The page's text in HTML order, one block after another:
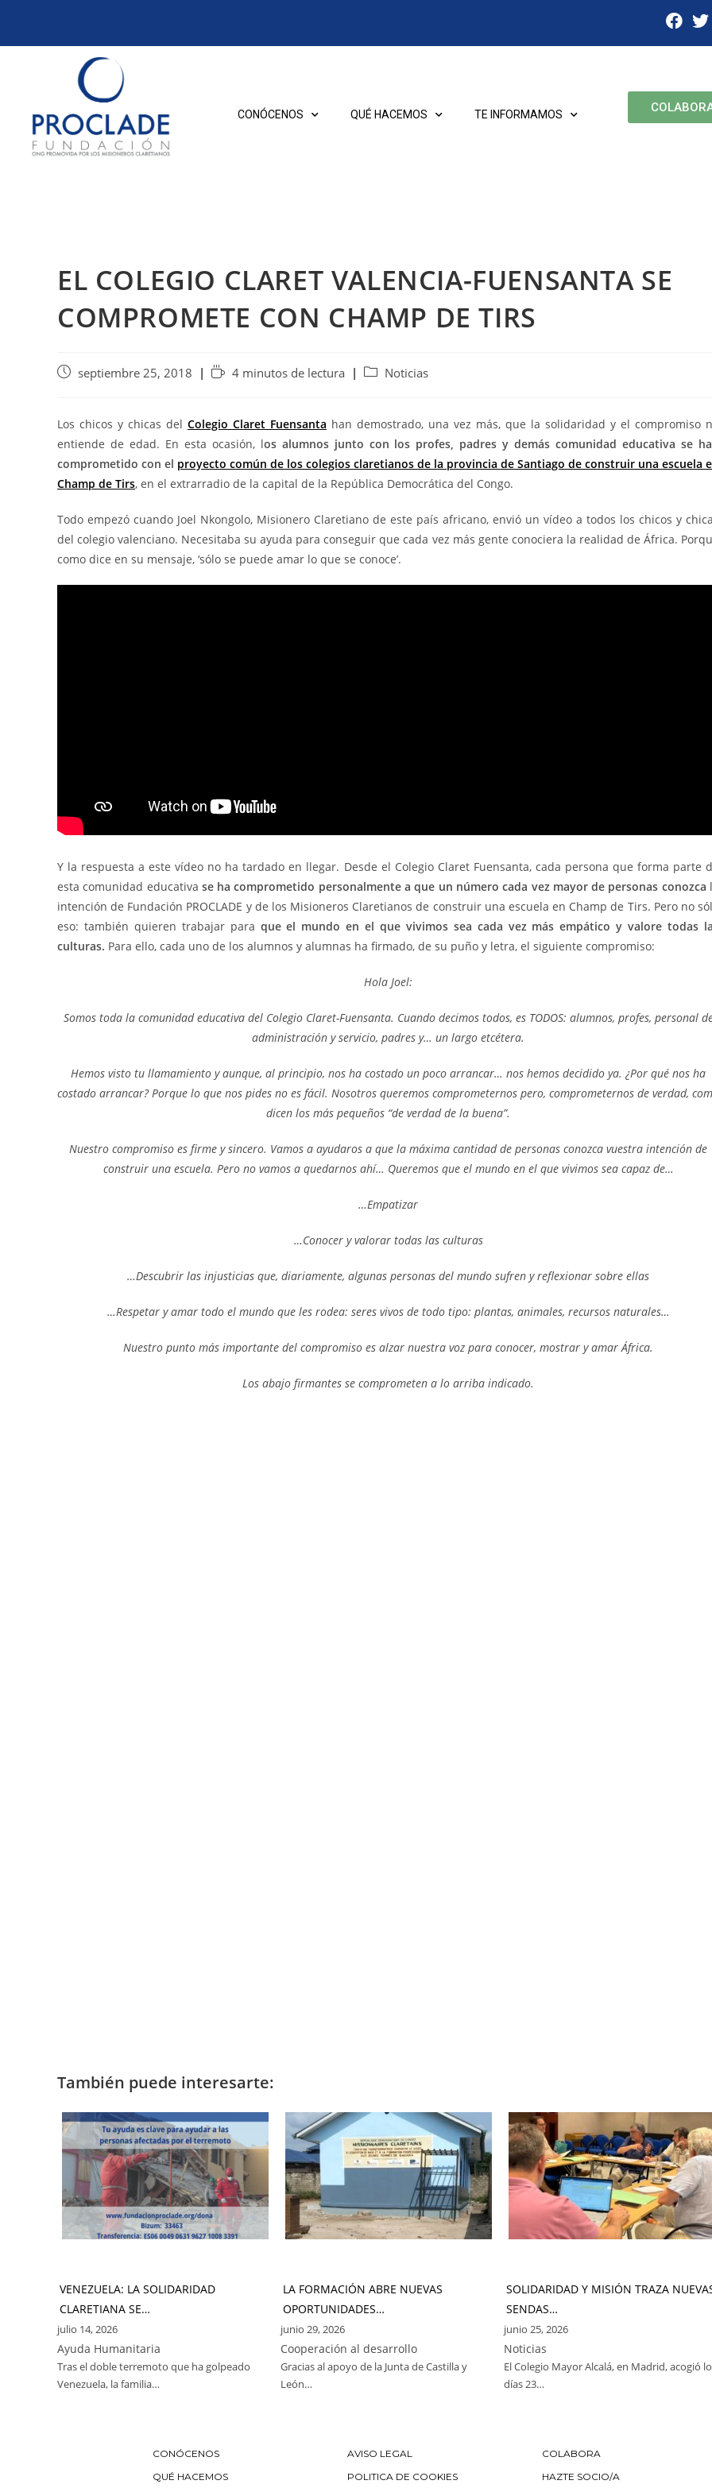
CONÓCENOS QUÉ HACEMOS TE INFORMAMOS
EL COLEGIO CLARET VALENCIA-FUENSANTA SE
COMPROMETE CON CHAMP DE TIRS
septiembre 25, 2018 4 minutos de lectura Noticias
Los chicos y chicas del Colegio Claret Fuensanta han demostrado, una vez más, que la solidaridad y el compromiso
entiende de edad. En esta ocasión, los alumnos junto con los profes, padres y demás comunidad educativa se
comprometido con el proyecto común de los colegios claretianos de la provincia de Santiago de construir una escuela
Champ de Tirs, en el extrarradio de la capital de la República Democrática del Congo.
Todo empezó cuando Joel Nkongolo, Misionero Claretiano de este país africano, envió un vídeo a todos los chicos y
del colegio valenciano. Necesitaba su ayuda para conseguir que cada vez más gente conociera la realidad de África.
como dice en su mensaje, ‘sólo se puede amar lo que se conoce’.
Y la respuesta a este vídeo no ha tardado en llegar. Desde el Colegio Claret Fuensanta, cada persona que forma parte
esta comunidad educativa se ha comprometido personalmente a que un número cada vez mayor de personas conozca
intención de Fundación PROCLADE y de los Misioneros Claretianos de construir una escuela en Champ de Tirs. Pero no
eso: también quieren trabajar para que el mundo en el que vivimos sea cada vez más empático y valore todas
culturas. Para ello, cada uno de los alumnos y alumnas ha firmado, de su puño y letra, el siguiente compromiso:
Hola Joel:
Somos toda la comunidad educativa del Colegio Claret-Fuensanta. Cuando decimos todos, es TODOS: alumnos, profes, personal
administración y servicio, padres y… un largo etcétera.
Hemos visto tu llamamiento y aunque, al principio, nos ha costado un poco arrancar… nos hemos decidido ya. ¿Por qué nos ha
costado arrancar? Porque lo que nos pides no es fácil. Nosotros queremos comprometernos pero, comprometernos de verdad,
dicen los más pequeños “de verdad de la buena”.
Nuestro compromiso es firme y sincero. Vamos a ayudaros a que la máxima cantidad de personas conozca vuestra intención de
construir una escuela. Pero no vamos a quedarnos ahí… Queremos que el mundo en el que vivimos sea capaz de…
…Empatizar
…Conocer y valorar todas las culturas
…Descubrir las injusticias que, diariamente, algunas personas del mundo sufren y reflexionar sobre ellas
…Respetar y amar todo el mundo que les rodea: seres vivos de todo tipo: plantas, animales, recursos naturales…
Nuestro punto más importante del compromiso es alzar nuestra voz para conocer, mostrar y amar África.
Los abajo firmantes se comprometen a lo arriba indicado.
También puede interesarte:
VENEZUELA: LA SOLIDARIDAD
CLARETIANA SE…
julio 14, 2026
Ayuda Humanitaria
Tras el doble terremoto que ha golpeado
Venezuela, la familia…
LA FORMACIÓN ABRE NUEVAS
OPORTUNIDADES…
junio 29, 2026
Cooperación al desarrollo
Gracias al apoyo de la Junta de Castilla y
León…
SOLIDARIDAD Y MISIÓN TRAZA
SENDAS…
junio 25, 2026
Noticias
El Colegio Mayor Alcalá, en Madrid, acogió
días 23…
CONÓCENOS
QUÉ HACEMOS
AVISO LEGAL
POLITICA DE COOKIES
COLABORA
HAZTE SOCIO/A